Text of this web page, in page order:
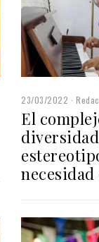
23/03/2022
El